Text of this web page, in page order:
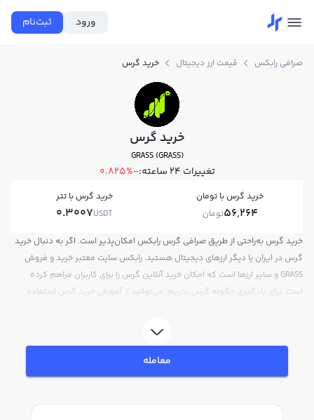
ورود ثبت‌نام
صرافی رابکس قیمت ارز دیجیتال خرید گرس
خرید گرس
GRASS (GRASS)
تغییرات ۲۴ ساعته: -0.825%
خرید گرس با تومان
56,264تومان
خرید گرس با تتر
0.3007USDT
خرید گرس به‌راحتی از طریق صرافی گرس رابکس امکان‌پذیر است. اگر به دنبال خرید
گرس در ایران یا دیگر ارزهای دیجیتال هستید، رابکس سایت معتبر خرید و فروش
GRASS و سایر ارزها است که امکان خرید آنلاین گرس را برای کاربران فراهم کرده
است. برای یادگیری چگونه گرس بخریم، می‌توانید از آموزش خرید گرس استفاده
رابکس، قیمت لحظه‌ای، نمودار و امکانات فروش گرس نیز در دسترس شما قرار دارد تا
بتوانید تصمیمات بهتری در معاملات خود بگیرید.
معامله